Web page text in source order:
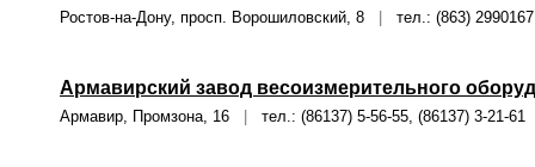
Ростов-на-Дону, просп. Ворошиловский, 8 тел.: (863) 2990167
Армавирский завод весоизмерительного
Армавир, Промзона, 16 тел.: (86137) 5-56-55, (86137) 3-21-61